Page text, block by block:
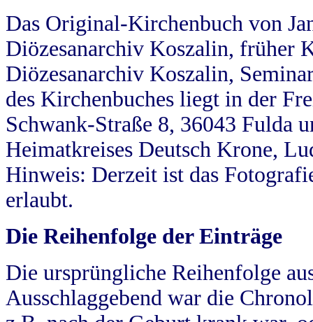
Das Original-Kirchenbuch von
Diözesanarchiv Koszalin, früher
Diözesanarchiv Koszalin,
des Kirchenbuches liegt in der
Schwank-Straße 8, 36043 Fulda
Heimatkreises Deutsch Krone,
Hinweis: Derzeit ist das
erlaubt.
Die Reihenfolge der Einträge
Die ursprüngliche Reihenfolge
Ausschlaggebend war die